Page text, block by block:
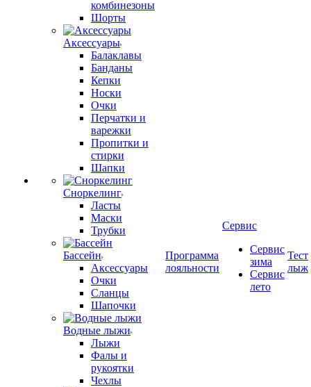
комбинезоны
Шорты
Аксессуары
Балаклавы
Банданы
Кепки
Носки
Очки
Перчатки и
варежки
Пропитки и
стирки
Шапки
Сноркелинг
Ласты
Маски
Трубки
Бассейн
Аксессуары
Очки
Сланцы
Шапочки
Водные лыжи
Лыжи
Фалы и
рукоятки
Чехлы
Программа
лояльности
Сервис
Сервис
зима
Сервис
лето
Тест
лыж